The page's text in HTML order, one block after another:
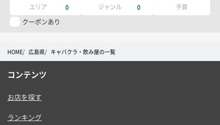
エリア 0 ジャンル 0 予算
クーポンあり
HOME 広島県 キャバクラ・飲み屋の一覧
コンテンツ
お店を探す
ランキング